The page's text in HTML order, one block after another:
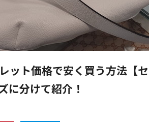
ット価格で安く買う方法【
に分けて紹介！